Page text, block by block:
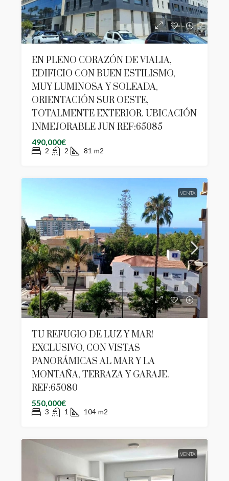
EN PLENO CORAZÓN DE VIALIA,
EDIFICIO CON BUEN ESTILISMO,
MUY LUMINOSA Y SOLEADA,
ORIENTACIÓN SUR OESTE,
TOTALMENTE EXTERIOR. UBICACIÓN
INMEJORABLE JUN REF:65085
490,000€
2 2 81 m2
VENTA
TU REFUGIO DE LUZ Y MAR!
EXCLUSIVO, CON VISTAS
PANORÁMICAS AL MAR Y LA
MONTAÑA, TERRAZA Y GARAJE.
REF:65080
550,000€
3 1 104 m2
VENTA